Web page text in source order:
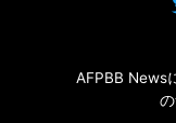
AFPBB News